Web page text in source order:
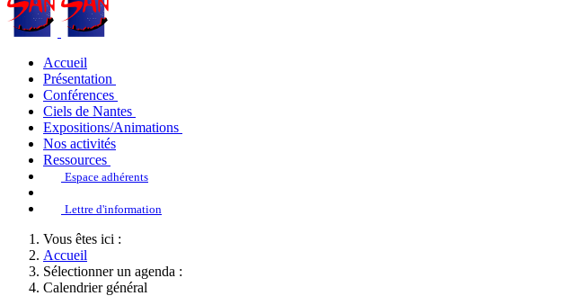
Accueil
Présentation
Conférences
Ciels de Nantes
Expositions/Animations
Nos activités
Ressources
Espace adhérents
Lettre d'information
Vous êtes ici :
Accueil
Sélectionner un agenda :
Calendrier général